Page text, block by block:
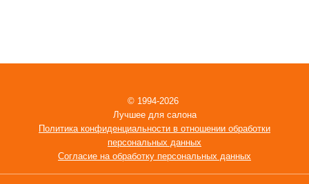
© 1994-2026
Лучшее для салона
Политика конфиденциальности в отношении обработки
персональных данных
Согласие на обработку персональных данных